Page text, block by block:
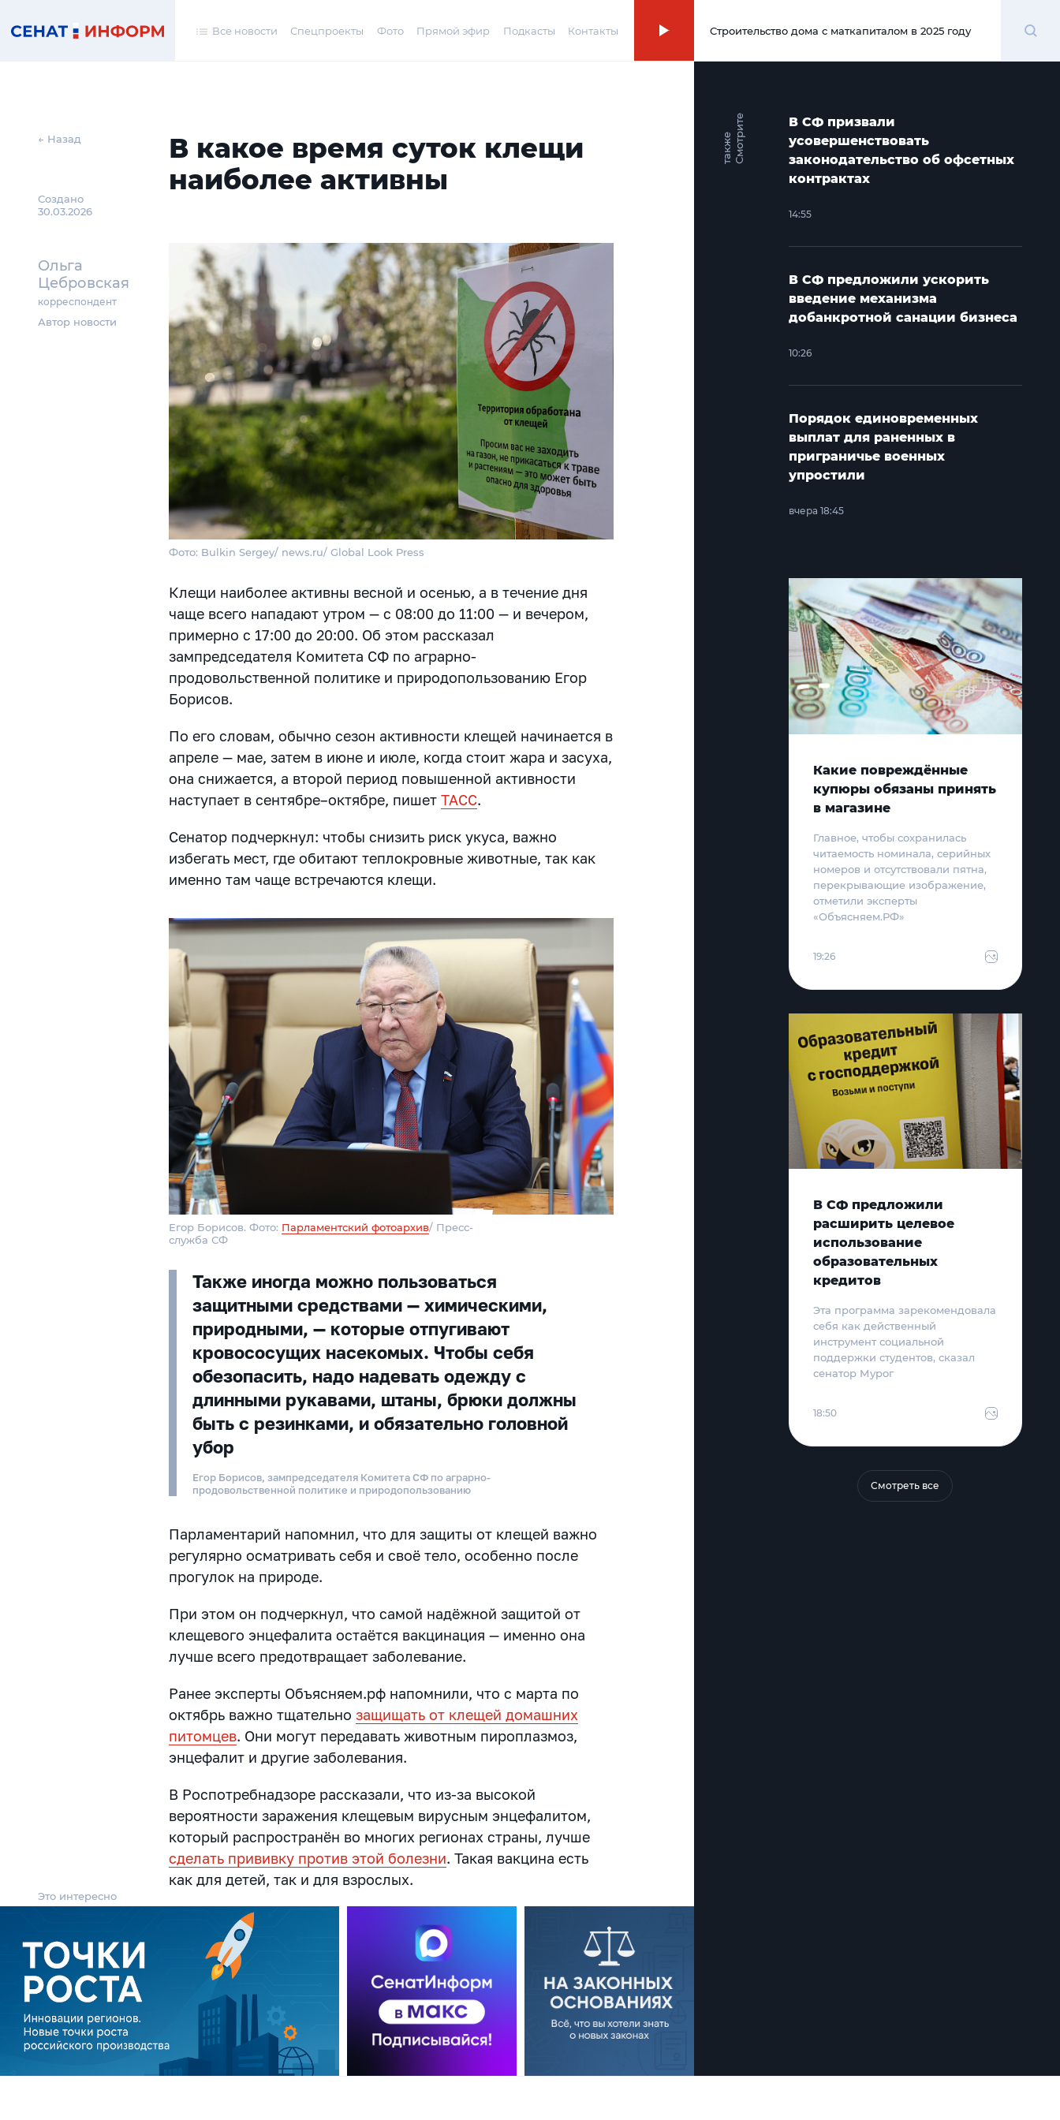
Все новости Спецпроекты Фото Прямой эфир Подкасты Контакты 00:00
Строительство дома с маткапиталом в 2025 году
← Назад
Создано
30.03.2026
Ольга
Цебровская
корреспондент
Автор новости
В какое время суток клещи
наиболее активны
Фото: Bulkin Sergey/ news.ru/ Global Look Press
Клещи наиболее активны весной и осенью, а в течение дня
чаще всего нападают утром — с 08:00 до 11:00 — и вечером,
примерно с 17:00 до 20:00. Об этом рассказал
зампредседателя Комитета СФ по аграрно-
продовольственной политике и природопользованию Егор
Борисов.
По его словам, обычно сезон активности клещей начинается в
апреле — мае, затем в июне и июле, когда стоит жара и засуха,
она снижается, а второй период повышенной активности
наступает в сентябре–октябре, пишетТАСС.
Сенатор подчеркнул: чтобы снизить риск укуса, важно
избегать мест, где обитают теплокровные животные, так как
именно там чаще встречаются клещи.
Егор Борисов. Фото: Парламентский фотоархив/ Пресс-
служба СФ
Также иногда можно пользоваться
защитными средствами — химическими,
природными, — которые отпугивают
кровососущих насекомых. Чтобы себя
обезопасить, надо надевать одежду с
длинными рукавами, штаны, брюки должны
быть с резинками, и обязательно головной
убор
Егор Борисов, зампредседателя Комитета СФ по аграрно-
продовольственной политике и природопользованию
Парламентарий напомнил, что для защиты от клещей важно
регулярно осматривать себя и своё тело, особенно после
прогулок на природе.
При этом он подчеркнул, что самой надёжной защитой от
клещевого энцефалита остаётся вакцинация — именно она
лучше всего предотвращает заболевание.
Ранее эксперты Объясняем.рф напомнили, что с марта по
октябрь важно тщательнозащищать от клещей домашних
питомцев. Они могут передавать животным пироплазмоз,
энцефалит и другие заболевания.
В Роспотребнадзоре рассказали, что из-за высокой
вероятности заражения клещевым вирусным энцефалитом,
который распространён во многих регионах страны, лучше
сделать прививку против этой болезни. Такая вакцина есть
как для детей, так и для взрослых.
Это интересно
С
м
о
т
р и
т
е
т
а
к
ж
е
В СФ призвали
усовершенствовать
законодательство об офсетных
контрактах
14:55
В СФ предложили ускорить
введение механизма
добанкротной санации бизнеса
10:26
Порядок единовременных
выплат для раненных в
приграничье военных
упростили
вчера 18:45
Какие повреждённые
купюры обязаны принять
в магазине
Главное, чтобы сохранилась
читаемость номинала, серийных
номеров и отсутствовали пятна,
перекрывающие изображение,
отметили эксперты
«Объясняем.РФ»
19:26
В СФ предложили
расширить целевое
использование
образовательных
кредитов
Эта программа зарекомендовала
себя как действенный
инструмент социальной
поддержки студентов, сказал
сенатор Мурог
18:50
Смотреть все